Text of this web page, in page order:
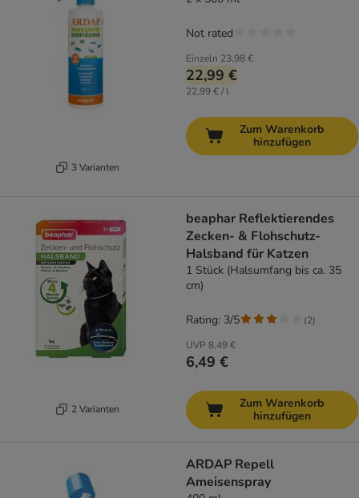
3 Varianten
Einzeln 23,98 €
22,99 €
22,99 € / l
Not rated
Zum Warenkorb
hinzufügen
2 Varianten
beaphar Reflektierendes
Zecken- & Flohschutz-
Halsband für Katzen
1 Stück (Halsumfang bis ca. 35
cm)
UVP 8,49 €
6,49 €
Rating: 3/5 (2)
Zum Warenkorb
hinzufügen
ARDAP Repell
Ameisenspray